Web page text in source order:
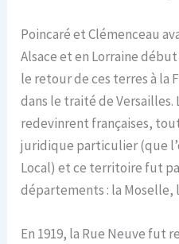
Poincaré et Clémenceau
Alsace et en Lorraine
le retour de ces terres à la
dans le traité de Versailles.
redevinrent françaises,
juridique particulier (que
Local) et ce territoire fut
départements : la Moselle,
En 1919, la Rue Neuve fut